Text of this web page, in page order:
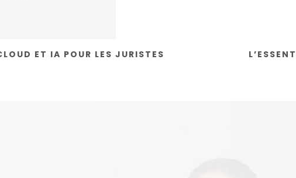
ET IA POUR LES JURISTES